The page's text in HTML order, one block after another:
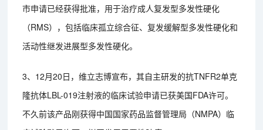
市申请已经获得批准，用于治疗成人复发型多发性硬化
（RMS），包括临床孤立综合征、复发缓解型多发性硬化和
活动性继发进展型多发性硬化。
3、12月20日，维立志博宣布，其自主研发的抗TNFR2单克
隆抗体LBL-019注射液的临床试验申请已获美国FDA许可。
不久前该产品刚获得中国国家药品监督管理局（NMPA）临